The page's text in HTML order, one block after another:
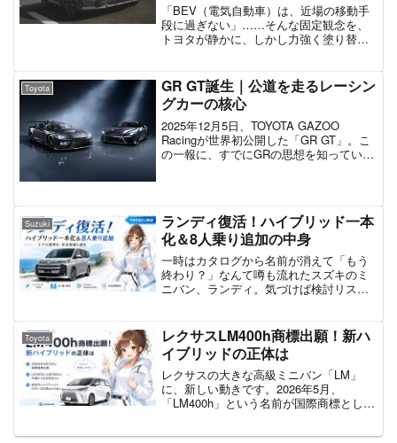
「BEV（電気自動車）は、近場の移動手
段に過ぎない」……そんな固定観念を、
トヨタが静かに、しかし力強く塗り替え
肢」を耳にしているはずです。しかし、
スペック表の数...
Toyota
GR GT誕生｜公道を走るレーシン
グカーの核心
2025年12月5日、TOYOTA GAZOO
Racingが世界初公開した「GR GT」。こ
の一報に、すでにGRの思想を知っている
Suzuki
ランディ復活！ハイブリッド一本
化＆8人乗り追加の中身
一時はカタログから名前が消えて「もう
終わり？」なんて噂も流れたスズキのミ
ニバン、ランディ。気づけば検討リスト
化＆エアロ標準化という形でしっかり戻
ってきました。新たに8人乗りも選べるよ
うになって、家族で乗るミニバンとして
気になる進化が詰まっているんですよ
ね。ノアとどっちがいいの？という素朴
な疑問も含めて、変わったポイントを一
緒に見ていきましょう。この記事でわか
Toyota
レクサスLM400h商標出願！新ハ
イブリッドの正体は
レクサスの大きな高級ミニバン「LM」
に、新しい動きです。2026年5月、
「LM400h」という名前が国際商標として